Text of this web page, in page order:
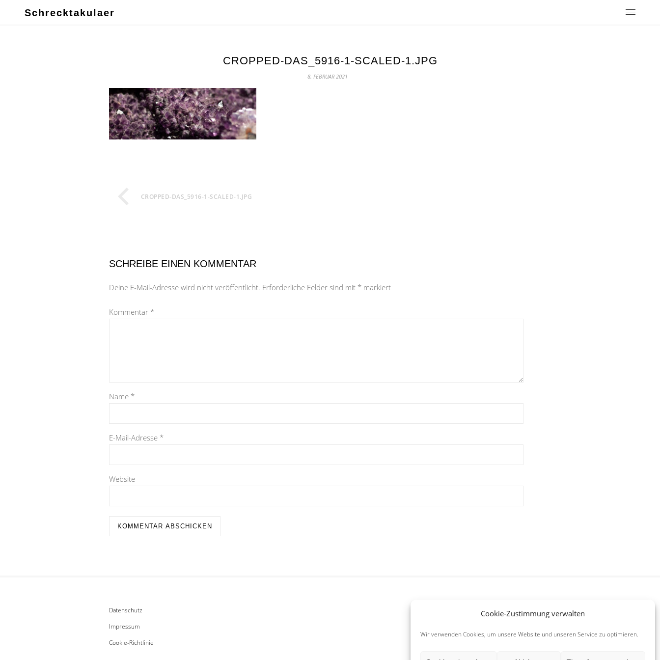
Cookie-Zustimmung verwalten
Wir verwenden Cookies, um unsere Website und unseren Service zu optimieren.
Schrecktakulaer
CROPPED-DAS_5916-1-SCALED-1.JPG
8. FEBRUAR 2021
CROPPED-DAS_5916-1-SCALED-1.JPG
SCHREIBE EINEN KOMMENTAR
Deine E-Mail-Adresse wird nicht veröffentlicht. Erforderliche Felder sind mit * markiert
Kommentar *
Name *
E-Mail-Adresse *
Website
Datenschutz
Impressum
Cookie-Richtlinie